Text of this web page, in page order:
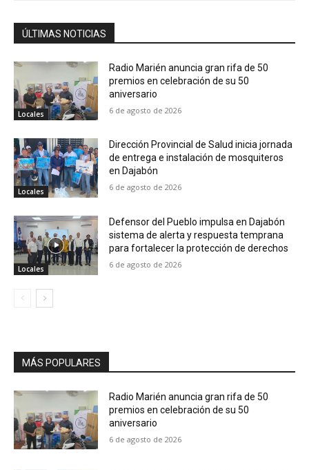
ÚLTIMAS NOTICIAS
Locales
Radio Marién anuncia gran rifa de 50
premios en celebración de su 50
aniversario
6 de agosto de 2026
Locales
Dirección Provincial de Salud inicia jornada
de entrega e instalación de mosquiteros
en Dajabón
6 de agosto de 2026
Locales
Defensor del Pueblo impulsa en Dajabón
sistema de alerta y respuesta temprana
para fortalecer la protección de derechos
6 de agosto de 2026
MÁS POPULARES
Radio Marién anuncia gran rifa de 50
premios en celebración de su 50
aniversario
6 de agosto de 2026